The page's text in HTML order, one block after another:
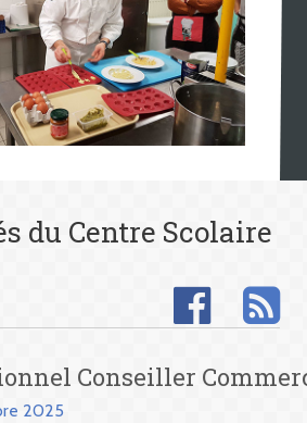
du Centre Scolaire
Conseiller
2025